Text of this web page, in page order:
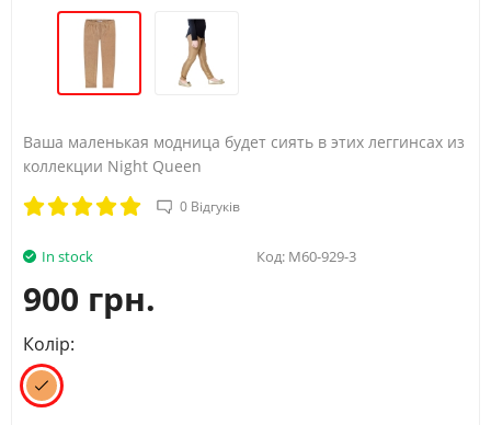
Ваша маленькая модница будет сиять в этих леггинсах из
коллекции Night Queen
0 Відгуків
In stock Код: M60-929-3
900 грн.
Колір: